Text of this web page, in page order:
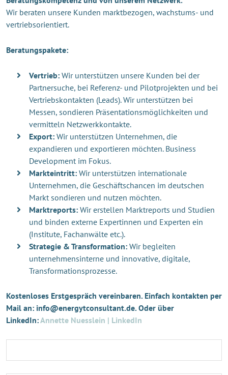
Wir beraten unsere Kunden marktbezogen, wachstums- und
vertriebsorientiert.
Beratungspakete:
Vertrieb: Wir unterstützen unsere Kunden bei der
Partnersuche, bei Referenz- und Pilotprojekten und bei
Vertriebskontakten (Leads). Wir unterstützen bei
Messen, sondieren Präsentationsmöglichkeiten und
vermitteln Netzwerkkontakte.
Export: Wir unterstützen Unternehmen, die
expandieren und exportieren möchten. Business
Development im Fokus.
Markteintritt: Wir unterstützen internationale
Unternehmen, die Geschäftschancen im deutschen
Markt sondieren und nutzen möchten.
Marktreports: Wir erstellen Marktreports und Studien
und binden externe Expertinnen und Experten ein
(Institute, Fachanwälte etc.).
Strategie & Transformation: Wir begleiten
unternehmensinterne und innovative, digitale,
Transformationsprozesse.
Kostenloses Erstgespräch vereinbaren. Einfach kontakten per
Mail an: info@energytconsultant.de. Oder über
LinkedIn:Annette Nuesslein | LinkedIn